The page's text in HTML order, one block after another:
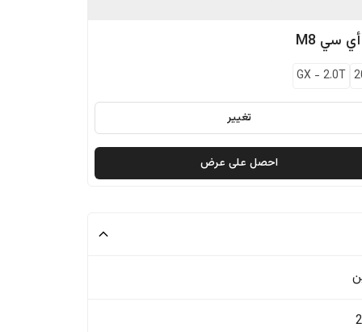
سي M8
GX- 2.0T
تغيير
احصل على عرض